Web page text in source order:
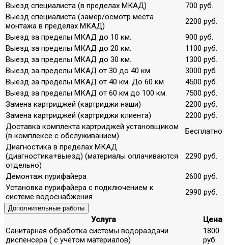
Выезд специалиста (в пределах МКАД)
700 руб.
Выезд специалиста (замер/осмотр места
монтажа в пределах МКАД)
2200 руб.
Выезд за пределы МКАД до 10 км.
900 руб.
Выезд за пределы МКАД до 20 км.
1100 руб.
Выезд за пределы МКАД до 30 км.
1300 руб.
Выезд за пределы МКАД от 30 до 40 км.
3000 руб.
Выезд за пределы МКАД от 40 км. До 60 км.
4500 руб.
Выезд за пределы МКАД от 60 км до 100 км.
7500 руб.
Замена картриджей (картриджи наши)
2200 руб.
Замена картриджей (картриджи клиента)
2200 руб.
Доставка комплекта картриджей установщиком
(в комплексе с обслуживанием)
Бесплатно
Диагностика в пределах МКАД
(диагностика+выезд) (материалы оплачиваются
отдельно)
2290 руб.
Демонтаж пурифайера
2600 руб.
Установка пурифайера с подключением к
системе водоснабжения
2990 руб.
Дополнительные работы
Услуга
Цена
Санитарная обработка системы водораздачи
диспенсера ( с учетом материалов)
1800
руб.